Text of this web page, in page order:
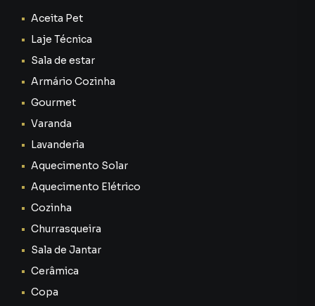
Aceita Pet
Laje Técnica
Sala de estar
Armário Cozinha
Gourmet
Varanda
Lavanderia
Aquecimento Solar
Aquecimento Elétrico
Cozinha
Churrasqueira
Sala de Jantar
Cerâmica
Copa